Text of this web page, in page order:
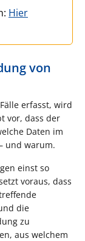
Hier
von
erfasst, wird
vor, dass der
Daten im
und warum.
einst so
voraus, dass
die
zu
aus welchem